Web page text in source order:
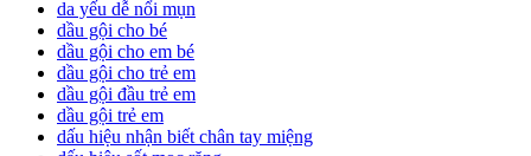
da yếu dễ nổi mụn
dầu gội cho bé
dầu gội cho em bé
dầu gội cho trẻ em
dầu gội đầu trẻ em
dầu gội trẻ em
dấu hiệu nhận biết chân tay miệng